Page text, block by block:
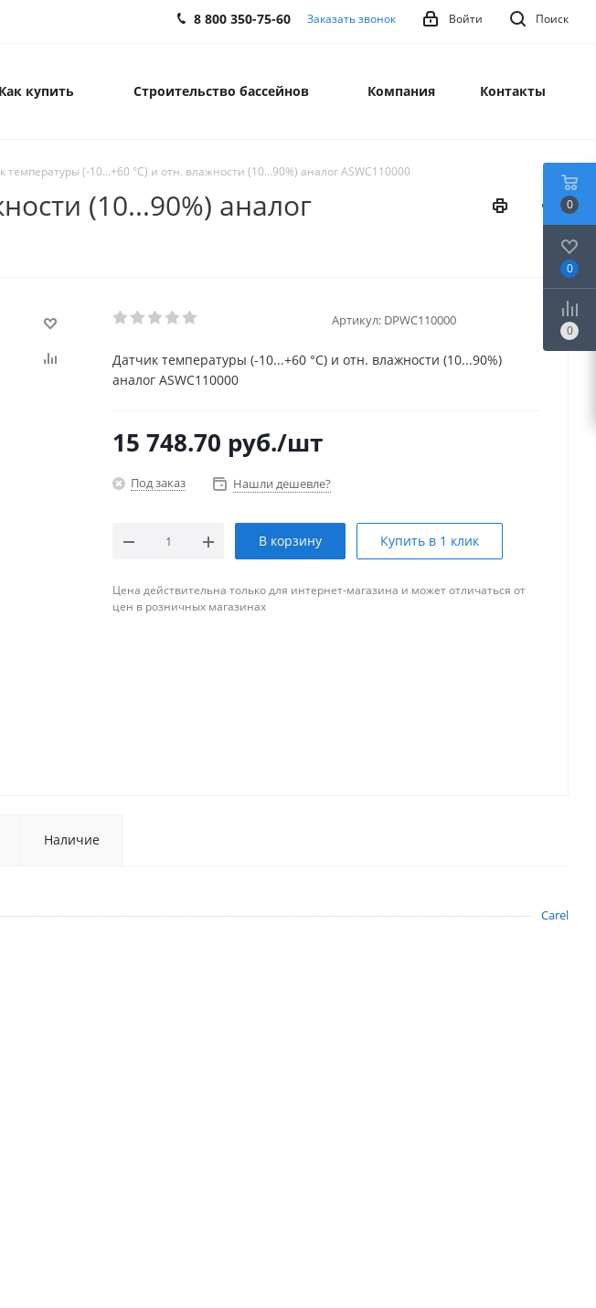
Поиск
Войти
8 800 350-75-60 Заказать звонок
Как купить Строительство бассейнов Компания Контакты
температуры (-10...+60 °C) и отн. влажности (10...90%) аналог ASWC110000
(10...90%) аналог
Артикул: DPWC110000
Датчик температуры (-10...+60 °C) и отн. влажности (10...90%)
аналог ASWC110000
15 748.70 руб./шт
Под заказ Нашли дешевле?
В корзину Купить в 1 клик
Цена действительна только для интернет-магазина и может отличаться от
цен в розничных магазинах
Наличие
Carel
0
0
0